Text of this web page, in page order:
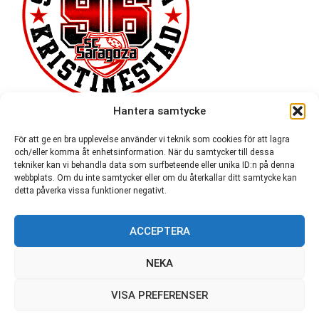
Hantera samtycke
För att ge en bra upplevelse använder vi teknik som cookies för att lagra
och/eller komma åt enhetsinformation. När du samtycker till dessa
tekniker kan vi behandla data som surfbeteende eller unika ID:n på denna
webbplats. Om du inte samtycker eller om du återkallar ditt samtycke kan
detta påverka vissa funktioner negativt.
ACCEPTERA
NEKA
VISA PREFERENSER
© SC Saragoza r.f. 1996-2026